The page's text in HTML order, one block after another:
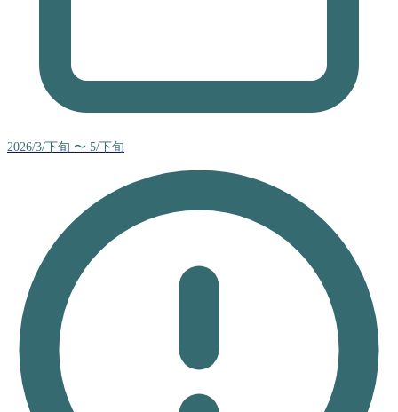
2026/3/下旬 〜 5/下旬